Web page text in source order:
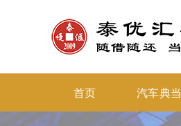
首页 汽车典当